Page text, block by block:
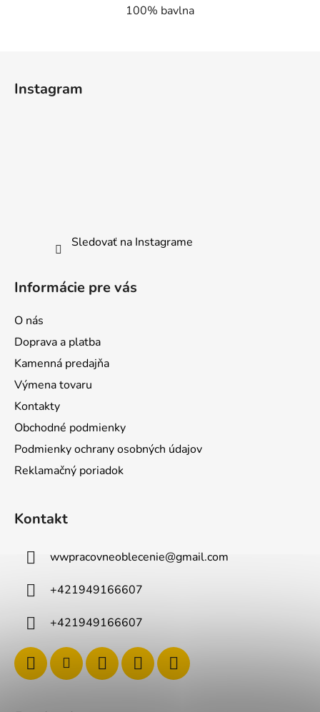
100% bavlna
Instagram
Sledovať na Instagrame
Informácie pre vás
O nás
Doprava a platba
Kamenná predajňa
Výmena tovaru
Kontakty
Obchodné podmienky
Podmienky ochrany osobných údajov
Reklamačný poriadok
Kontakt
wwpracovneoblecenie@gmail.com
+421949166607
+421949166607